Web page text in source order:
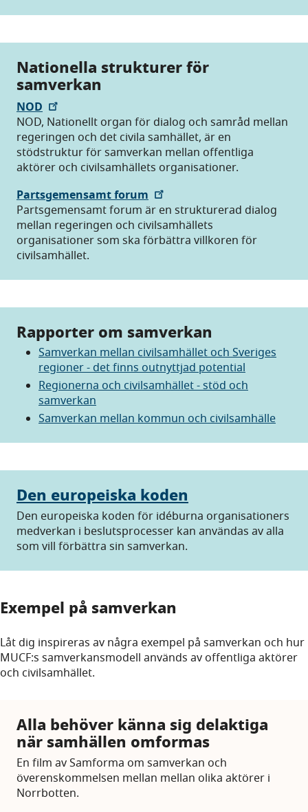
Nationella strukturer för
samverkan
NOD
NOD, Nationellt organ för dialog och samråd mellan
regeringen och det civila samhället, är en
stödstruktur för samverkan mellan offentliga
aktörer och civilsamhällets organisationer.
Partsgemensamt forum
Partsgemensamt forum är en strukturerad dialog
mellan regeringen och civilsamhällets
organisationer som ska förbättra villkoren för
civilsamhället.
Rapporter om samverkan
Samverkan mellan civilsamhället och Sveriges
regioner - det finns outnyttjad potential
Regionerna och civilsamhället - stöd och
samverkan
Samverkan mellan kommun och civilsamhälle
Den europeiska koden
Den europeiska koden för idéburna organisationers
medverkan i beslutsprocesser kan användas av alla
som vill förbättra sin samverkan.
Exempel på samverkan
Låt dig inspireras av några exempel på samverkan och hur
MUCF:s samverkansmodell används av offentliga aktörer
och civilsamhället.
Alla behöver känna sig delaktiga
när samhällen omformas
En film av Samforma om samverkan och
överenskommelsen mellan mellan olika aktörer i
Norrbotten.